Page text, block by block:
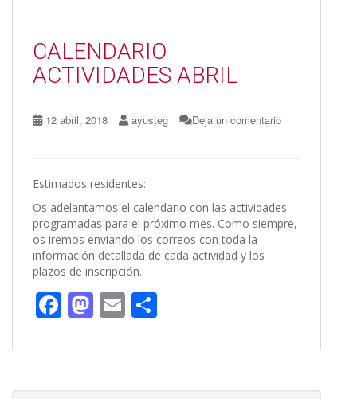
k r
CALENDARIO
ACTIVIDADES ABRIL
12 abril, 2018 ayusteg Deja un comentario
Estimados residentes:
Os adelantamos el calendario con las actividades
programadas para el próximo mes. Como siempre,
os iremos enviando los correos con toda la
información detallada de cada actividad y los
plazos de inscripción.
F
e
b
M
to
d
E
ai
l
m
p